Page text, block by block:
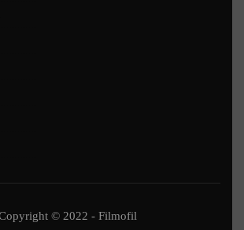
© 2022 - Filmofil